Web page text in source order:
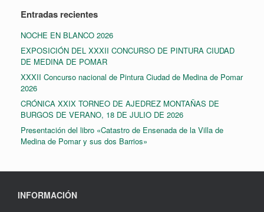
Entradas recientes
NOCHE EN BLANCO 2026
EXPOSICIÓN DEL XXXII CONCURSO DE PINTURA CIUDAD
DE MEDINA DE POMAR
XXXII Concurso nacional de Pintura Ciudad de Medina de Pomar
2026
CRÓNICA XXIX TORNEO DE AJEDREZ MONTAÑAS DE
BURGOS DE VERANO, 18 DE JULIO DE 2026
Presentación del libro «Catastro de Ensenada de la Villa de
Medina de Pomar y sus dos Barrios»
INFORMACIÓN